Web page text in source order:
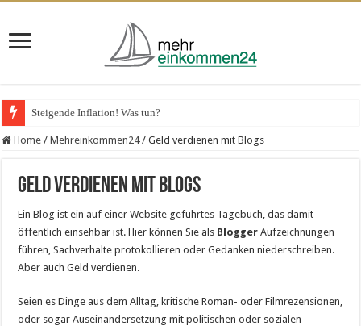
Steigende Inflation! Was tun?
Home / Mehreinkommen24 / Geld verdienen mit Blogs
Geld verdienen mit Blogs
Ein Blog ist ein auf einer Website geführtes Tagebuch, das damit
öffentlich einsehbar ist. Hier können Sie als Blogger Aufzeichnungen
führen, Sachverhalte protokollieren oder Gedanken niederschreiben.
Aber auch Geld verdienen.
Seien es Dinge aus dem Alltag, kritische Roman- oder Filmrezensionen,
oder sogar Auseinandersetzung mit politischen oder sozialen